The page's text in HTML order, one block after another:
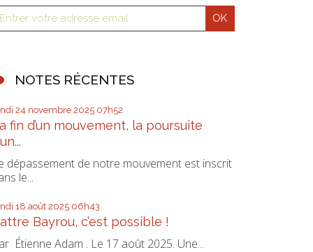
NOTES RÉCENTES
24 novembre 2025 07h52
fin d’un mouvement, la poursuite
dépassement de notre mouvement est inscrit
le...
18 août 2025 06h43
Bayrou, c’est possible !
Étienne Adam . Le 17 août 2025. Une...